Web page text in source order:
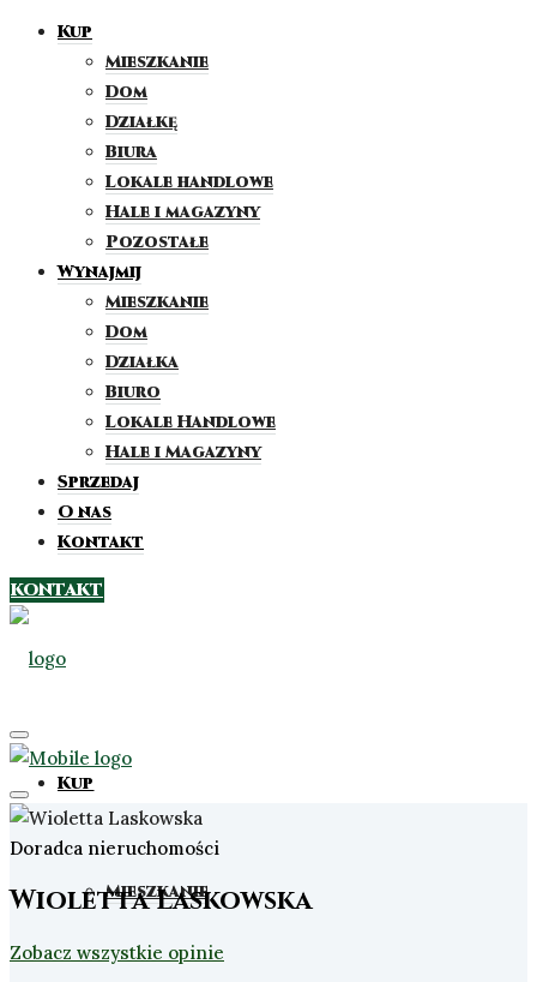
Kup
Mieszkanie
Dom
Działkę
Biura
Lokale handlowe
Hale i magazyny
Pozostałe
Wynajmij
Mieszkanie
Dom
Działka
Biuro
Lokale Handlowe
Hale i Magazyny
Sprzedaj
O nas
Kontakt
KONTAKT
Kup
Mieszkanie
Doradca nieruchomości
Wioletta Laskowska
Zobacz wszystkie opinie